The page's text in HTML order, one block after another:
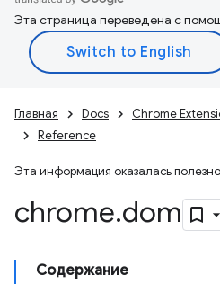
Эта страница переведена с
Главная Docs Chrome
Reference
Эта информация оказалась
chrome.dom
Содержание